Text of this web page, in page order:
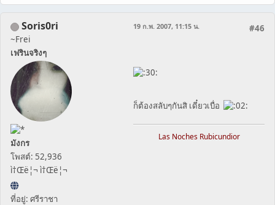
Soris0ri
~Frei
เฟรินจริงๆ
มังกร
โพสต์: 52,936
ì†Œë¦¬ ì†Œë¦¬
ที่อยู่: ศรีราชา
#46
19 ก.พ. 2007, 11:15 น.
ก็ต้องสลับๆกันสิ เดี๋ยวเบื่อ
Las Noches Rubicundior